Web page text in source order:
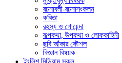
রচনাবলী-রচনাসংকলন
কবিতা
রহস্য ও গোয়েন্দা
রূপকথা, উপকথা ও লোককাহিনী
ছবি আঁকার কৌশল
বিজ্ঞান বিষয়ক
ইংলিশ মিডিয়াম স্কুল